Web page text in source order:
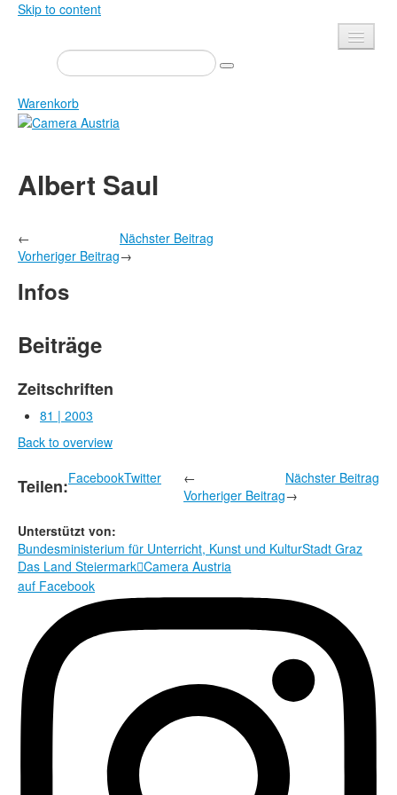
Skip to content
Presse
Veranstaltungen
Newsletter
Über uns
Shop
Warenkorb
Zeitschrift
Bücher
Camera Austria Preis
Rechtliche Informationen
Albert Saul
←
Vorheriger Beitrag
Nächster Beitrag
→
Infos
Beiträge
Zeitschriften
81 | 2003
Back to overview
Teilen:FacebookTwitter
←
Vorheriger Beitrag
Nächster Beitrag
→
Unterstützt von:
Bundesministerium für Unterricht, Kunst und KulturStadt Graz
Das Land SteiermarkCamera Austria
auf Facebook